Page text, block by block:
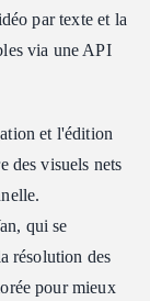
par texte et la
via une API
et l'édition
des visuels nets
qui se
résolution des
pour mieux